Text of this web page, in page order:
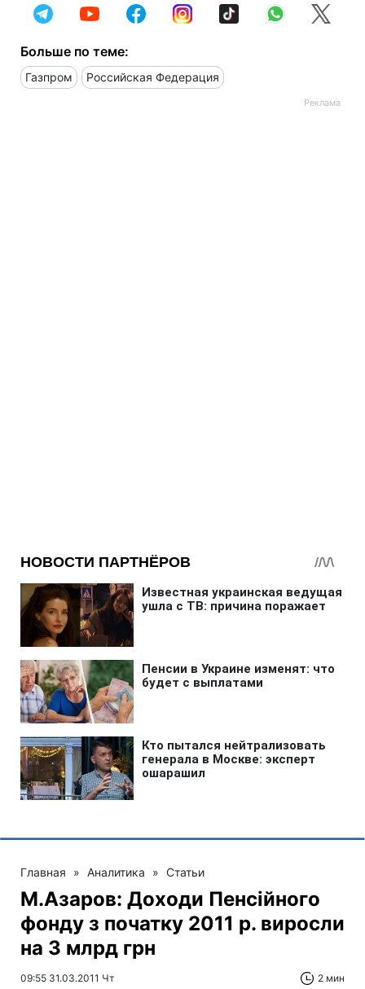
Больше по теме:
Газпром Российская Федерация
Главная » Аналитика » Статьи
М.Азаров: Доходи Пенсійного
фонду з початку 2011 р. виросли
на 3 млрд грн
09:55 31.03.2011 Чт 2 мин